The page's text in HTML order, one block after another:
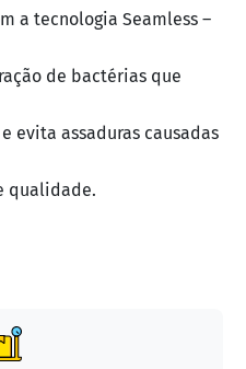
a tecnologia Seamless –
de bactérias que
evita assaduras causadas
qualidade.